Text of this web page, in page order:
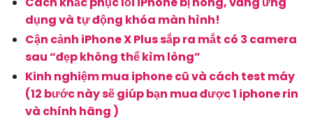
dụng và tự động khóa màn hình!
Cận cảnh iPhone X Plus sắp ra mắt có 3 camera
sau “đẹp không thể kìm lòng”
Kinh nghiệm mua iphone cũ và cách test máy
(12 bước này sẽ giúp bạn mua được 1 iphone rin
và chính hãng )